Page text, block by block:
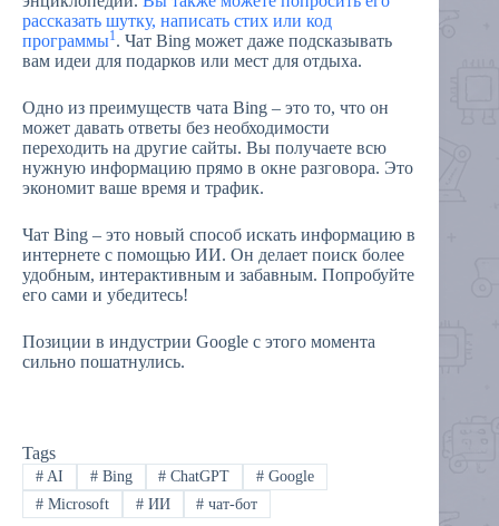
рассказать шутку, написать стих или код
программы1. Чат Bing может даже подсказывать
вам идеи для подарков или мест для отдыха.
Одно из преимуществ чата Bing – это то, что он
может давать ответы без необходимости
переходить на другие сайты. Вы получаете всю
нужную информацию прямо в окне разговора. Это
экономит ваше время и трафик.
Чат Bing – это новый способ искать информацию в
интернете с помощью ИИ. Он делает поиск более
удобным, интерактивным и забавным. Попробуйте
его сами и убедитесь!
Позиции в индустрии Google c этого момента
сильно пошатнулись.
Tags
#AI #Bing # ChatGPT # Google
#Microsoft #ИИ # чат-бот